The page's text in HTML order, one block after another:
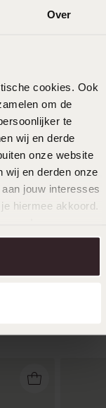
Over
cookies. Ook
om de
te
wij en derde
onze website
wij en derden onze
jouw interesses
hiermee akkoord.
zwarte
39 99